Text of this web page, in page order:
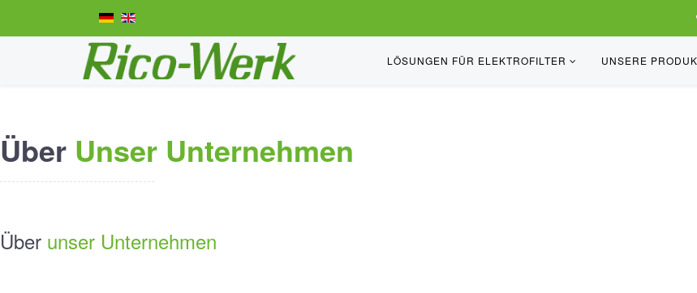
LÖSUNGEN FÜR ELEKTROFILTER UNSERE
Über Unser Unternehmen
Über unser Unternehmen